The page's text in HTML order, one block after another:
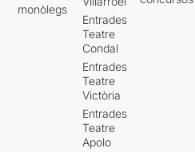
monòlegs
Entrades
Teatre
Condal
Entrades
Teatre
Victòria
Entrades
Teatre
Apolo